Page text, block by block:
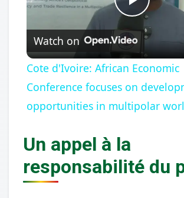
Play
Video
Watch on
Cote d'Ivoire: African Economic
Conference focuses on
opportunities in multipolar
Un appel à la
responsabilité du